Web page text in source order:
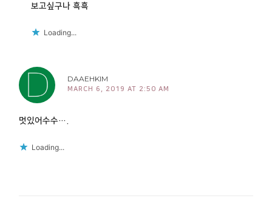
보고싶구나 흑흑
Loading...
DAAEHKIM
MARCH 6, 2019 AT 2:50 AM
멋있어수수….
Loading...